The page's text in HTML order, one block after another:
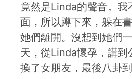
竟然是Linda的聲音。我
面，所以蹲下來，躲在
她們離開。沒想到她們
天，從Linda懷孕，講到
換了女朋友，最後八卦